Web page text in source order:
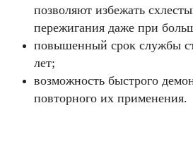
позволяют избежать
пережигания даже при
повышенный срок службы
лет;
возможность быстрого
повторного их применения.